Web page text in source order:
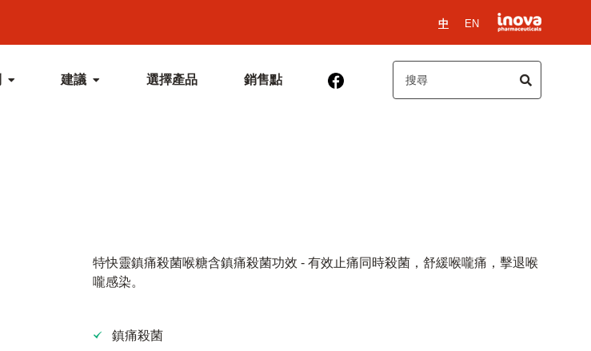
建議 選擇產品 銷售點
中 EN
特快靈鎮痛殺菌喉糖含鎮痛殺菌功效 - 有效止痛同時殺菌，舒緩喉嚨痛，擊退喉
嚨感染。
鎮痛殺菌